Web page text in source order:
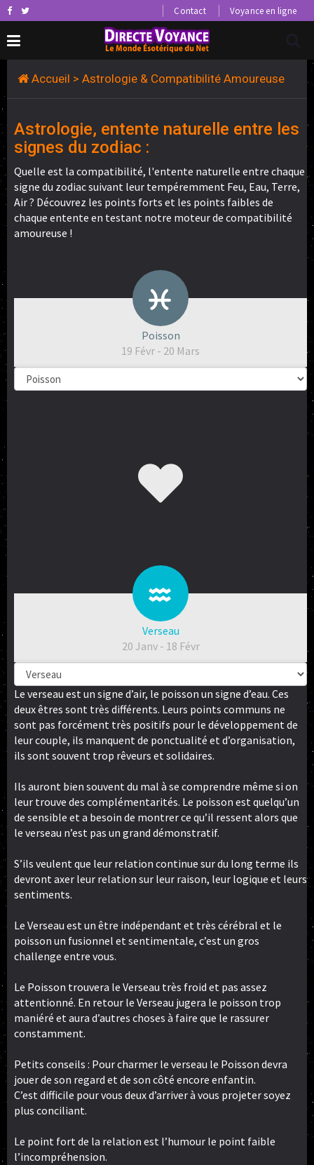
Contact Voyance en ligne
Accueil > Astrologie & Compatibilité Amoureuse
Astrologie, entente naturelle entre les
signes du zodiac :
Quelle est la compatibilité, l'entente naturelle entre chaque
signe du zodiac suivant leur tempéremment Feu, Eau, Terre,
Air ? Découvrez les points forts et les points faibles de
chaque entente en testant notre moteur de compatibilité
amoureuse !
Poisson
19 Févr - 20 Mars
Verseau
20 Janv - 18 Févr
Le verseau est un signe d’air, le poisson un signe d’eau. Ces
deux êtres sont très différents. Leurs points communs ne
sont pas forcément très positifs pour le développement de
leur couple, ils manquent de ponctualité et d’organisation,
ils sont souvent trop rêveurs et solidaires.
Ils auront bien souvent du mal à se comprendre même si on
leur trouve des complémentarités. Le poisson est quelqu’un
de sensible et a besoin de montrer ce qu’il ressent alors que
le verseau n’est pas un grand démonstratif.
S’ils veulent que leur relation continue sur du long terme ils
devront axer leur relation sur leur raison, leur logique et leurs
sentiments.
Le Verseau est un être indépendant et très cérébral et le
poisson un fusionnel et sentimentale, c’est un gros
challenge entre vous.
Le Poisson trouvera le Verseau très froid et pas assez
attentionné. En retour le Verseau jugera le poisson trop
maniéré et aura d’autres choses à faire que le rassurer
constamment.
Petits conseils : Pour charmer le verseau le Poisson devra
jouer de son regard et de son côté encore enfantin.
C’est difficile pour vous deux d’arriver à vous projeter soyez
plus conciliant.
Le point fort de la relation est l’humour le point faible
l’incompréhension.